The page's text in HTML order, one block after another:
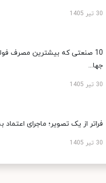
30 تیر 1405
10 صنعتی که بیشترین مصرف فولاد
جها...
30 تیر 1405
فراتر از یک تصویر؛ ماجرای اعتماد
30 تیر 1405